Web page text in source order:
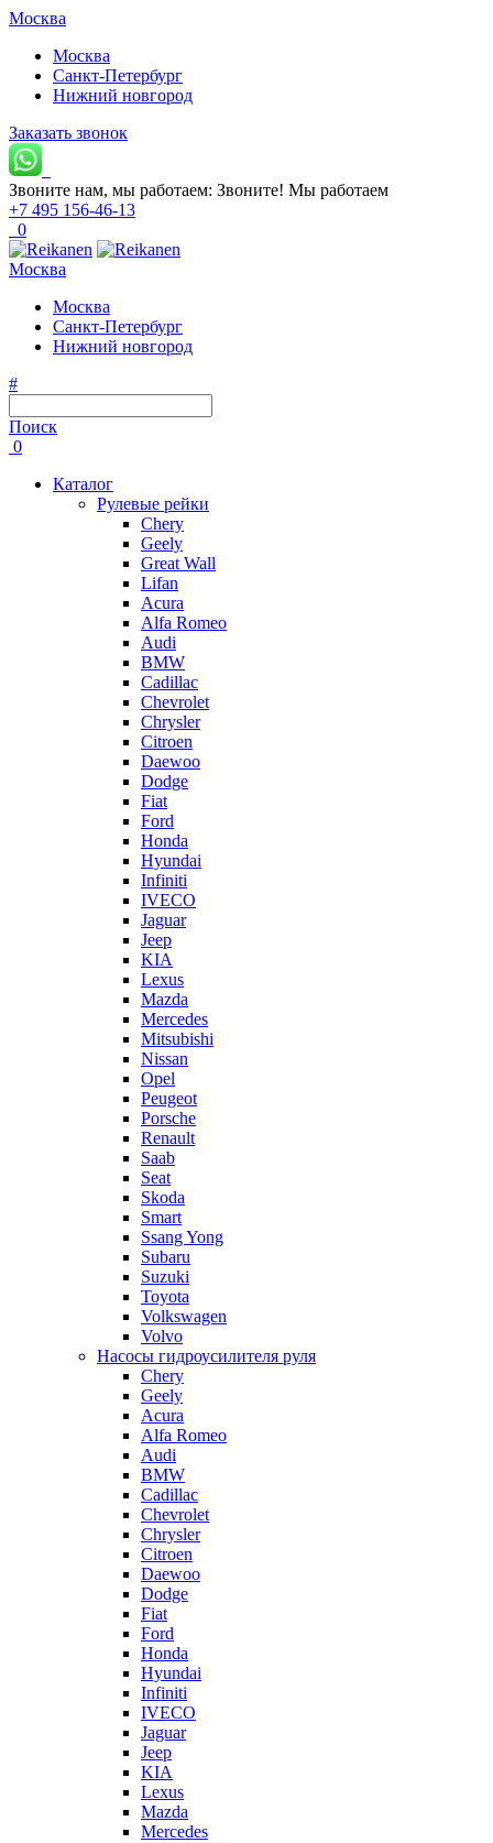
Москва
Москва
Санкт-Петербург
Нижний новгород
Заказать звонок
Звоните нам, мы работаем: Звоните! Мы работаем
+7 495 156-46-13
0
Москва
Москва
Санкт-Петербург
Нижний новгород
#
Поиск
0
Каталог
Рулевые рейки
Chery
Geely
Great Wall
Lifan
Acura
Alfa Romeo
Audi
BMW
Cadillac
Chevrolet
Chrysler
Citroen
Daewoo
Dodge
Fiat
Ford
Honda
Hyundai
Infiniti
IVECO
Jaguar
Jeep
KIA
Lexus
Mazda
Mercedes
Mitsubishi
Nissan
Opel
Peugeot
Porsche
Renault
Saab
Seat
Skoda
Smart
Ssang Yong
Subaru
Suzuki
Toyota
Volkswagen
Volvo
Насосы гидроусилителя руля
Chery
Geely
Acura
Alfa Romeo
Audi
BMW
Cadillac
Chevrolet
Chrysler
Citroen
Daewoo
Dodge
Fiat
Ford
Honda
Hyundai
Infiniti
IVECO
Jaguar
Jeep
KIA
Lexus
Mazda
Mercedes